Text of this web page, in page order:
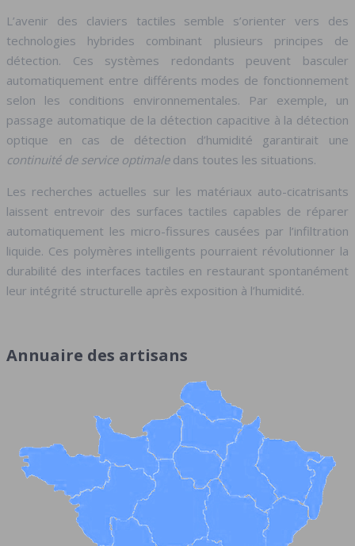
L’avenir des claviers tactiles semble s’orienter vers des
technologies hybrides combinant plusieurs principes de
détection. Ces systèmes redondants peuvent basculer
automatiquement entre différents modes de fonctionnement
selon les conditions environnementales. Par exemple, un
passage automatique de la détection capacitive à la détection
optique en cas de détection d’humidité garantirait une
continuité de service optimaledans toutes les situations.
Les recherches actuelles sur les matériaux auto-cicatrisants
laissent entrevoir des surfaces tactiles capables de réparer
automatiquement les micro-fissures causées par l’infiltration
liquide. Ces polymères intelligents pourraient révolutionner la
durabilité des interfaces tactiles en restaurant spontanément
leur intégrité structurelle après exposition à l’humidité.
Annuaire des artisans